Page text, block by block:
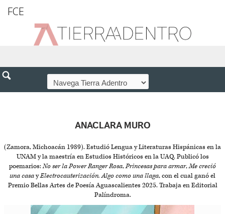
FCE
ANACLARA MURO
(Zamora, Michoacán 1989). Estudió Lengua y Literaturas Hispánicas en la
UNAM y la maestría en Estudios Históricos en la UAQ. Publicó los
poemarios:No ser la Power Ranger Rosa,Princesas para armar,Me creció
una casayElectrocauterización. Algo como una llaga, con el cual ganó el
Premio Bellas Artes de Poesía Aguascalientes 2025. Trabaja en Editorial
Palíndroma.